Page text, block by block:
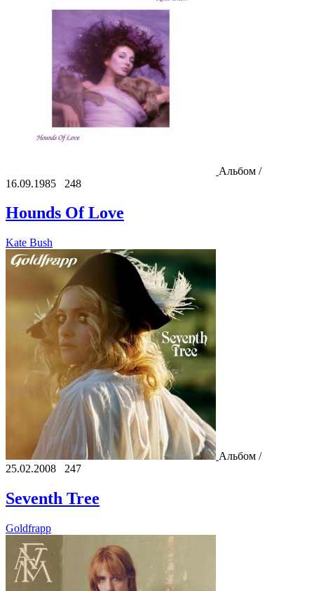
Альбом /
16.09.1985
248
Hounds Of Love
Kate Bush
Альбом /
25.02.2008
247
Seventh Tree
Goldfrapp